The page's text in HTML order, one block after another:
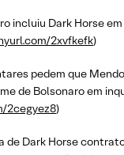
incluiu Dark Horse
2xvfkefk)
pedem que
de Bolsonaro em
2cegyez8)
de Dark Horse